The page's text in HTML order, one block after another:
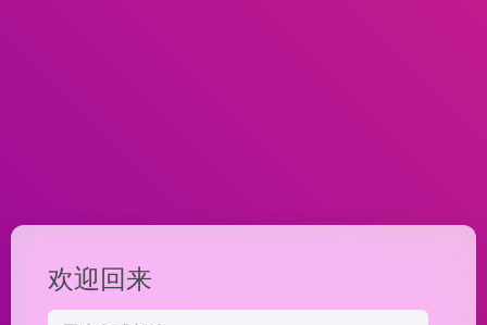
欢迎回来